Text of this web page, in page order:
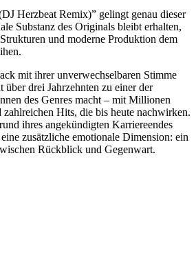
Herzbeat Remix)” gelingt genau dieser
Substanz des Originals bleibt erhalten,
und moderne Produktion dem
mit ihrer unverwechselbaren Stimme
über drei Jahrzehnten zu einer der
des Genres macht – mit Millionen
Hits, die bis heute nachwirken.
ihres angekündigten Karriereendes
zusätzliche emotionale Dimension: ein
Rückblick und Gegenwart.